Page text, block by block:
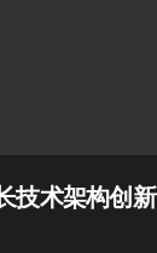
技术架构创新